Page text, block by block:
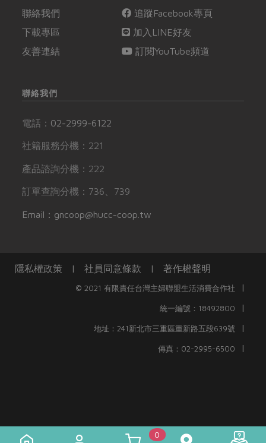
聯絡我們
下載專區
友善連結
追蹤Facebook專頁
加入LINE好友
訂閱YouTube頻道
聯絡我們
電話： 02-2999-6122
社籍服務分機：221
產品諮詢分機：222
訂單查詢分機：736、739
Email：gncoop@hucc-coop.tw
隱私權政策 | 社員同意條款 | 著作權聲明
© 2021 有限責任台灣主婦聯盟生活消費合作社 |
統一編號：18492800 |
地址：241新北市三重區重新路五段639號 |
傳真：02-2995-6500 |
0